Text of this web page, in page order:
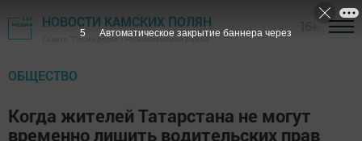
НОВОСТИ КАМСКИХ ПОЛЯН
Газета "Посинформ" - Нижнекамский район
ОБЩЕСТВО
Когда жителей Татарстана не могут
временно лишить водительских прав
4 Автоматическое закрытие баннера через